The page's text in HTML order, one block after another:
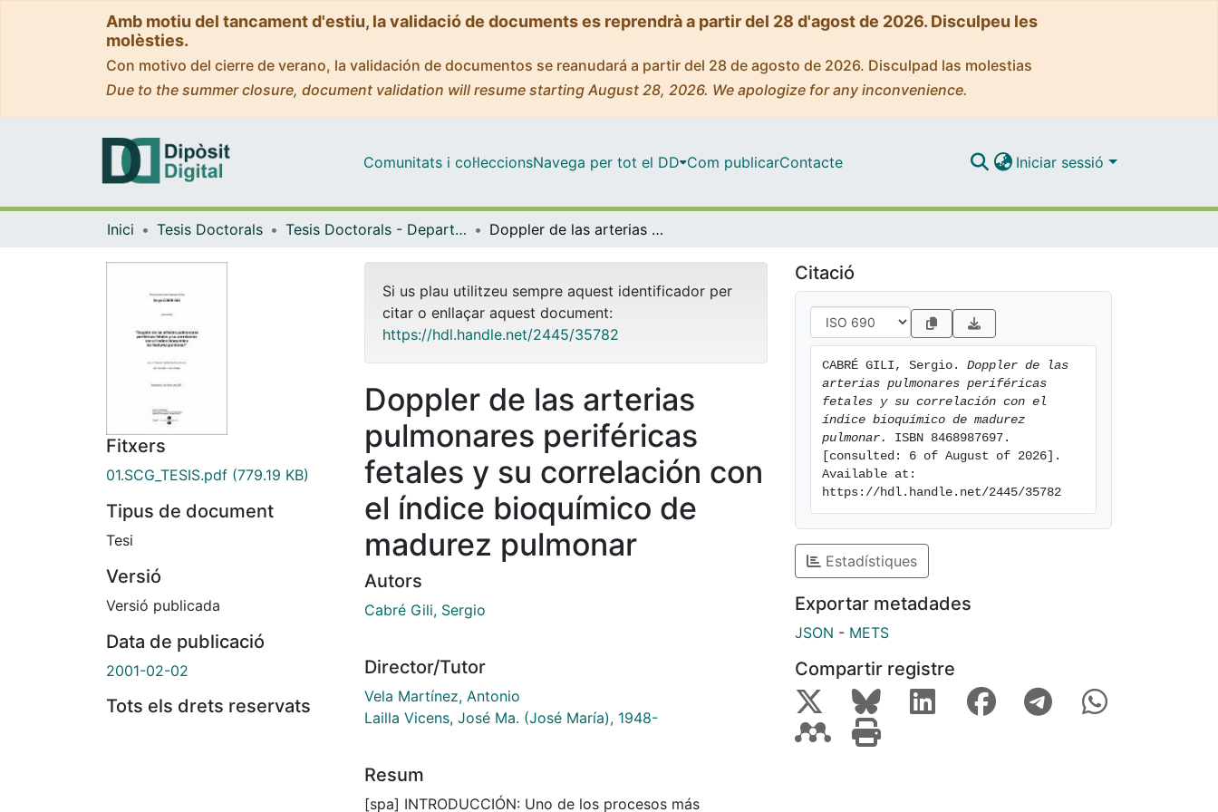
Amb motiu del tancament d'estiu, la validació de documents es reprendrà a partir del 28 d'agost de 2026. Disculpeu les
molèsties.
Con motivo del cierre de verano, la validación de documentos se reanudará a partir del 28 de agosto de 2026. Disculpad las molestias
Due to the summer closure, document validation will resume starting August 28, 2026. We apologize for any inconvenience.
Comunitats i col·leccionsNavega per tot el DD Com publicarContacte Iniciar sessió
Inici Tesis Doctorals Tesis Doctorals - Departament - Obstetrícia i Ginecologia, Pediatria i Radiologia i Medicina Física Doppler de las arterias pulmonares periféricas fetales y su correlación con el índice bioquímico de madurez pulmonar
Fitxers
01.SCG_TESIS.pdf (779.19 KB)
Tipus de document
Tesi
Versió
Versió publicada
Data de publicació
2001-02-02
Tots els drets reservats
Si us plau utilitzeu sempre aquest identificador per
citar o enllaçar aquest document:
https://hdl.handle.net/2445/35782
Doppler de las arterias
pulmonares periféricas
fetales y su correlación con
el índice bioquímico de
madurez pulmonar
Autors
Cabré Gili, Sergio
Director/Tutor
Vela Martínez, Antonio
Lailla Vicens, José Ma. (José María), 1948-
Resum
[spa] INTRODUCCIÓN: Uno de los procesos más
Citació
CABRÉ GILI, Sergio. Doppler de las
arterias pulmonares periféricas
fetales y su correlación con el
índice bioquímico de madurez
pulmonar.
ISBN 8468987697.
[consulted: 6 of August of 2026].
Available at:
https://hdl.handle.net/2445/35782
Estadístiques
Exportar metadades
JSON - METS
Compartir registre